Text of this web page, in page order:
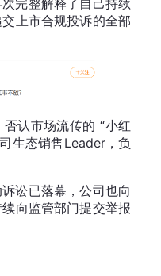
上市合规投诉的全部
认市场流传的 “小红
生态销售Leader，负
讼已落幕，公司也向
向监管部门提交举报